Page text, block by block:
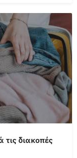
διακοπές